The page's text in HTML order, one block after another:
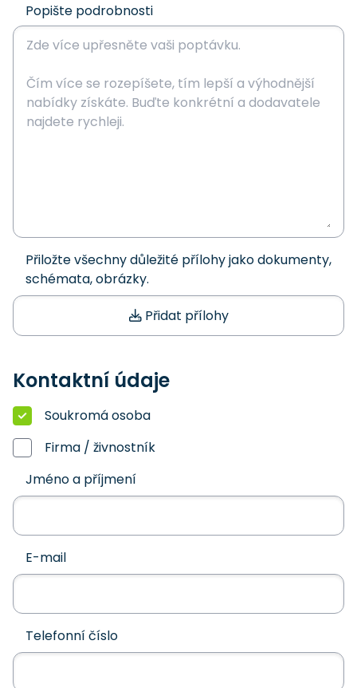
Popište podrobnosti
Přiložte všechny důležité přílohy jako dokumenty,
schémata, obrázky.
Přidat přílohy
Kontaktní údaje
Soukromá osoba
Firma / živnostník
Jméno a příjmení
E-mail
Telefonní číslo